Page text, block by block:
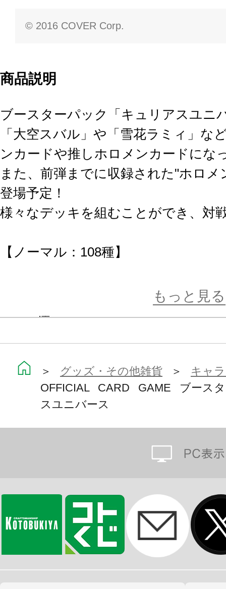
© 2016 COVER Corp.
商品説明
ブースターパック「キュリアスユニ
「大空スバル」や「雪花ラミィ」な
ンカードや推しホロメンカードにな
また、前弾までに収録された"ホロ
登場予定！
様々なデッキを組むことができ、対
【ノーマル：108種】
【パラレル：117種】
SEC：4種
OUR：7種
UR：12種
【推しホロメンカード】
大空スバル／雪花ラミィ／ラプラス
もっと見る
＞ グッズ・その他雑貨 ＞ キャ
OFFICIAL CARD GAME ブース
スユニバース